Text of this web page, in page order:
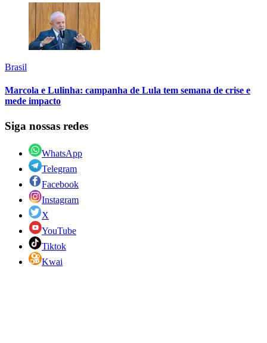
Brasil
Marcola e Lulinha: campanha de Lula tem semana de crise e
mede impacto
Siga nossas redes
WhatsApp
Telegram
Facebook
Instagram
X
YouTube
Tiktok
Kwai